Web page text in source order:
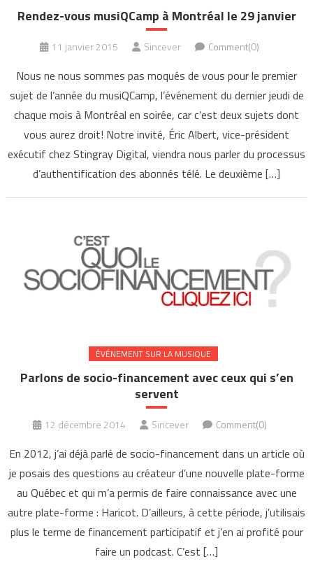
Rendez-vous musiQCamp à Montréal le 29 janvier
11 janvier 2015 Sincever Comment(0)
Nous ne nous sommes pas moqués de vous pour le premier
sujet de l’année du musiQCamp, l’événement du dernier jeudi de
chaque mois à Montréal en soirée, car c’est deux sujets dont
vous aurez droit! Notre invité, Éric Albert, vice-président
exécutif chez Stingray Digital, viendra nous parler du processus
d’authentification des abonnés télé. Le deuxième […]
ÉVÉNEMENT SUR LA MUSIQUE
Parlons de socio-financement avec ceux qui s’en
servent
12 décembre 2014 Sincever Comment(0)
En 2012, j’ai déjà parlé de socio-financement dans un article où
je posais des questions au créateur d’une nouvelle plate-forme
au Québec et qui m’a permis de faire connaissance avec une
autre plate-forme : Haricot. D’ailleurs, à cette période, j’utilisais
plus le terme de financement participatif et j’en ai profité pour
faire un podcast. C’est […]